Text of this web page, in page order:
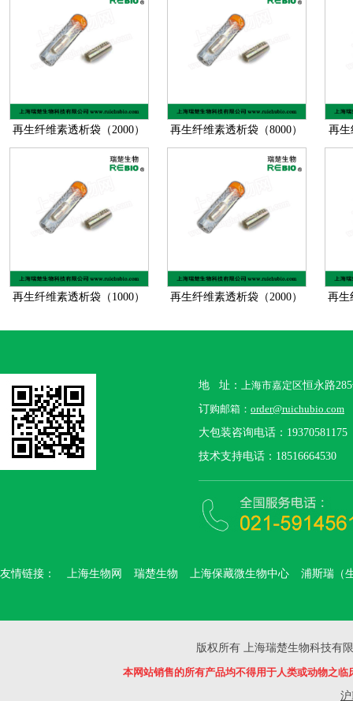
再生纤维素透析袋（2000） 再生纤维素透析袋（8000） 再生
再生纤维素透析袋（1000） 再生纤维素透析袋（2000） 再生
地 址： 上海市嘉定区恒永路
订购邮箱： order@ruichubio.com
大包装咨询电话：19370581175
技术支持电话：18516664530
友情链接： 上海生物网 瑞楚生物 上海保藏微生物中心 浦斯瑞（
版权所有 上海瑞楚生物科技有
本网站销售的所有产品均不得用于人类或动物之
沪